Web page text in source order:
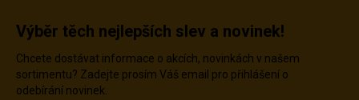
Výběr těch nejlepších slev a novinek!
Chcete dostávat informace o akcích, novinkách v našem
sortimentu? Zadejte prosím Váš email pro přihlášení o
odebírání novinek.